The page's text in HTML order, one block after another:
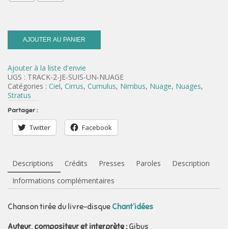
AJOUTER AU PANIER
Ajouter à la liste d'envie
UGS : TRACK-2-JE-SUIS-UN-NUAGE
Catégories : Ciel, Cirrus, Cumulus, Nimbus, Nuage, Nuages,
Stratus
Partager :
Twitter Facebook
Descriptions Crédits Presses Paroles
Description
Informations complémentaires
Chanson tirée du livre-disque Chant’idées
Auteur, compositeur et interprète : Gibus